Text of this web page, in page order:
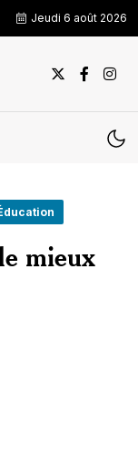
Jeudi 6 août 2026
mieux